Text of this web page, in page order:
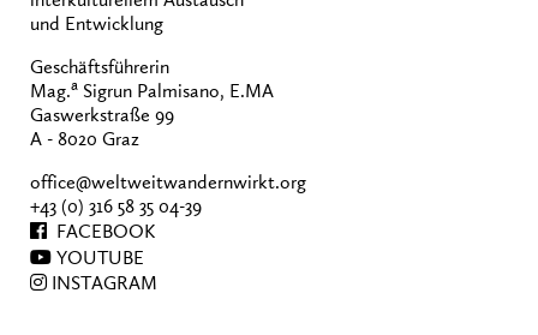
und Entwicklung
Geschäftsführerin
Mag.a Sigrun Palmisano, E.MA
Gaswerkstraße 99
A - 8020 Graz
office@weltweitwandernwirkt.org
+43 (0) 316 58 35 04-39
FACEBOOK
YOUTUBE
INSTAGRAM